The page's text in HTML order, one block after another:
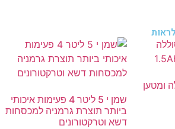
ומטען
שמן י 5 ליטר 4 פעימות איכותי
ביותר תוצרת גרמניה למכסחות
דשא וטרקטורונים